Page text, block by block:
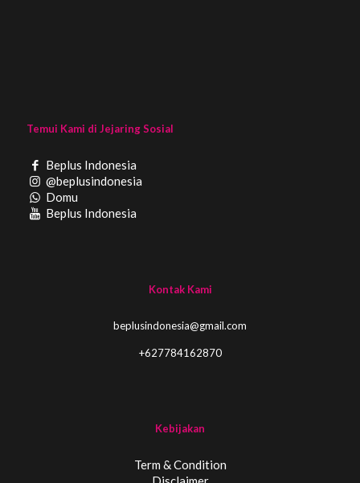
Temui Kami di Jejaring Sosial
Beplus Indonesia
@beplusindonesia
Domu
Beplus Indonesia
Kontak Kami
beplusindonesia@gmail.com
+627784162870
Kebijakan
Term & Condition